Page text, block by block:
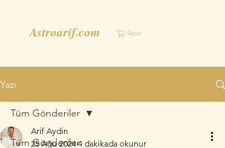
Astroarif.com Sepet
Yazı
Tüm Gönderiler
Tüm Gönderiler
Arif Aydin
25 Ağu 2024 4 dakikada okunur